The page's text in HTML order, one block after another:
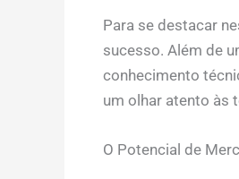
Para se destacar
sucesso. Além de
conhecimento
um olhar atento às
O Potencial de